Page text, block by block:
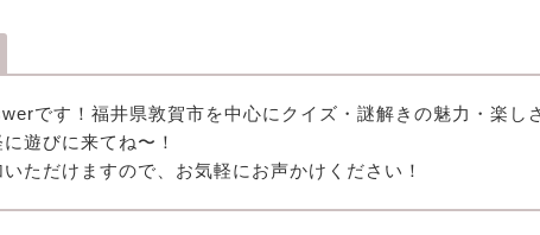
です！福井県敦賀市を中心にクイズ・謎解きの魅力・楽し
遊びに来てね〜！
ただけますので、お気軽にお声かけください！